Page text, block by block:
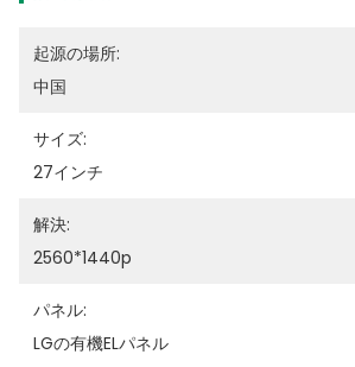
起源の場所:
中国
サイズ:
27インチ
解決:
2560*1440p
パネル:
LGの有機ELパネル